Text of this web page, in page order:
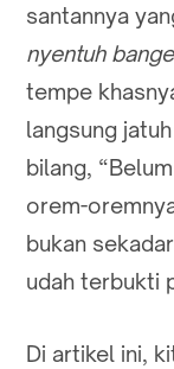
santannya
nyentuh
tempe
langsung
bilang,
orem-
bukan
udah terbukti
Di artikel ini,